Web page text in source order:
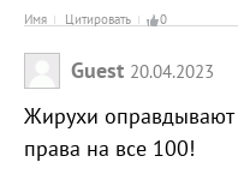
Имя Цитировать 0
Guest 20.04.2023
Жирухи оправдывают
права на все 100!